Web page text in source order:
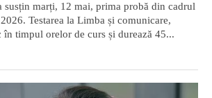
susțin marți, 12 mai, prima probă din cadrul
Testarea la Limba și comunicare,
în timpul orelor de curs și durează 45...